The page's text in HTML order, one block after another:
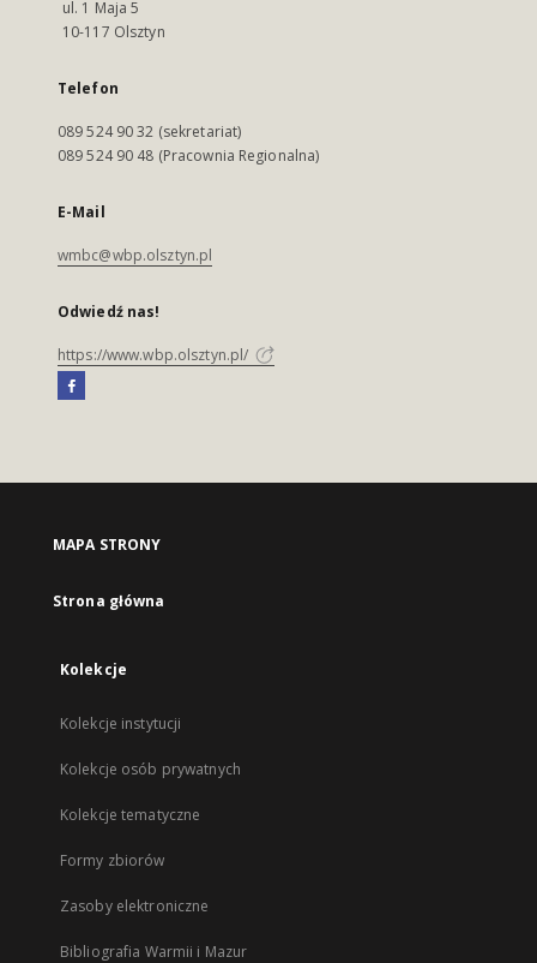
ul. 1 Maja 5
10-117 Olsztyn
Telefon
089 524 90 32 (sekretariat)
089 524 90 48 (Pracownia Regionalna)
E-Mail
wmbc@wbp.olsztyn.pl
Odwiedź nas!
https://www.wbp.olsztyn.pl/
MAPA STRONY
Strona główna
Kolekcje
Kolekcje instytucji
Kolekcje osób prywatnych
Kolekcje tematyczne
Formy zbiorów
Zasoby elektroniczne
Bibliografia Warmii i Mazur